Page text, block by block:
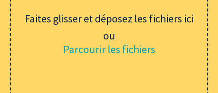
Faites glisser et déposez les fichiers ici
ou
Parcourir les fichiers